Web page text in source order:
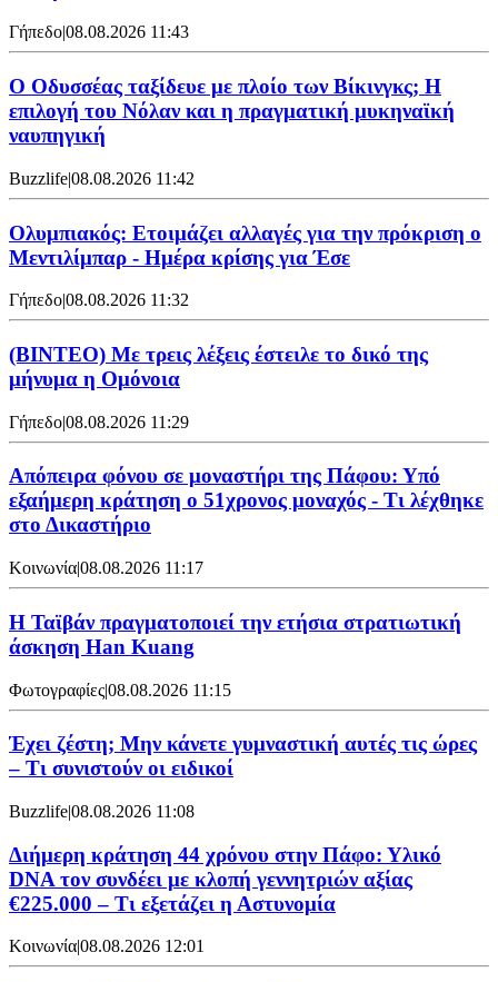
Γήπεδο|08.08.2026 11:43
Ο Οδυσσέας ταξίδευε με πλοίο των Βίκινγκς; Η
επιλογή του Νόλαν και η πραγματική μυκηναϊκή
ναυπηγική
Buzzlife|08.08.2026 11:42
Ολυμπιακός: Ετοιμάζει αλλαγές για την πρόκριση ο
Μεντιλίμπαρ - Ημέρα κρίσης για Έσε
Γήπεδο|08.08.2026 11:32
(ΒΙΝΤΕΟ) Με τρεις λέξεις έστειλε το δικό της
μήνυμα η Ομόνοια
Γήπεδο|08.08.2026 11:29
Απόπειρα φόνου σε μοναστήρι της Πάφου: Υπό
εξαήμερη κράτηση ο 51χρονος μοναχός - Τι λέχθηκε
στο Δικαστήριο
Κοινωνία|08.08.2026 11:17
Η Ταϊβάν πραγματοποιεί την ετήσια στρατιωτική
άσκηση Han Kuang
Φωτογραφίες|08.08.2026 11:15
Έχει ζέστη; Μην κάνετε γυμναστική αυτές τις ώρες
– Τι συνιστούν οι ειδικοί
Buzzlife|08.08.2026 11:08
Διήμερη κράτηση 44 χρόνου στην Πάφο: Υλικό
DNA τον συνδέει με κλοπή γεννητριών αξίας
€225.000 – Τι εξετάζει η Αστυνομία
Κοινωνία|08.08.2026 12:01